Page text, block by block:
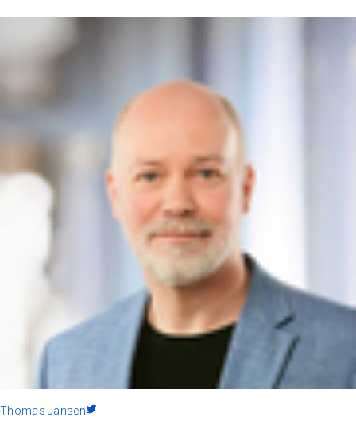
Thomas Jansen